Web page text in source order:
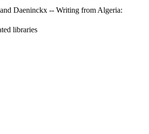
Daeninckx -- Writing from Algeria:
libraries